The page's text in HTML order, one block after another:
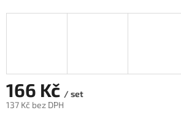
166 Kč / set
137 Kč bez DPH